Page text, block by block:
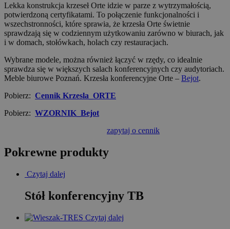
Lekka konstrukcja krzeseł Orte idzie w parze z wytrzymałością,
potwierdzoną certyfikatami. To połączenie funkcjonalności i
wszechstronności, które sprawia, że krzesła Orte świetnie
sprawdzają się w codziennym użytkowaniu zarówno w biurach, jak
i w domach, stołówkach, holach czy restauracjach.
Wybrane modele, można również łączyć w rzędy, co idealnie
sprawdza się w większych salach konferencyjnych czy audytoriach.
Meble biurowe Poznań. Krzesła konferencyjne Orte – Bejot.
Pobierz: Cennik Krzesla_ORTE
Pobierz: WZORNIK_Bejot
zapytaj o cennik
Pokrewne produkty
Czytaj dalej
Stół konferencyjny TB
Czytaj dalej